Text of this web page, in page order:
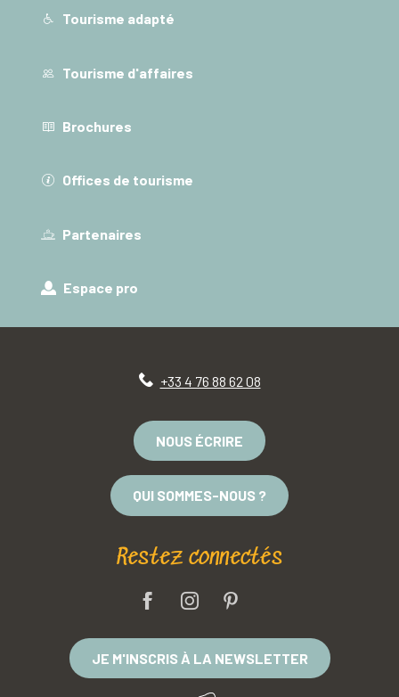
Tourisme adapté
Tourisme d'affaires
Brochures
Offices de tourisme
Partenaires
Espace pro
+33 4 76 88 62 08
NOUS ÉCRIRE
QUI SOMMES-NOUS ?
Restez connectés
JE M'INSCRIS À LA NEWSLETTER